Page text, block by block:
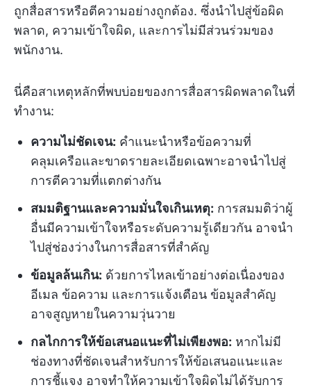
ถูกสื่อสารหรือตีความอย่างถูกต้อง. ซึ่งนำไปสู่ข้อผิด
พลาด, ความเข้าใจผิด, และการไม่มีส่วนร่วมของ
พนักงาน.
นี่คือสาเหตุหลักที่พบบ่อยของการสื่อสารผิดพลาดในที่
ทำงาน:
ความไม่ชัดเจน: คำแนะนำหรือข้อความที่
คลุมเครือและขาดรายละเอียดเฉพาะอาจนำไปสู่
การตีความที่แตกต่างกัน
สมมติฐานและความมั่นใจเกินเหตุ: การสมมติว่าผู้
อื่นมีความเข้าใจหรือระดับความรู้เดียวกัน อาจนำ
ไปสู่ช่องว่างในการสื่อสารที่สำคัญ
ข้อมูลล้นเกิน: ด้วยการไหลเข้าอย่างต่อเนื่องของ
อีเมล ข้อความ และการแจ้งเตือน ข้อมูลสำคัญ
อาจสูญหายในความวุ่นวาย
กลไกการให้ข้อเสนอแนะที่ไม่เพียงพอ: หากไม่มี
ช่องทางที่ชัดเจนสำหรับการให้ข้อเสนอแนะและ
การชี้แจง อาจทำให้ความเข้าใจผิดไม่ได้รับการ